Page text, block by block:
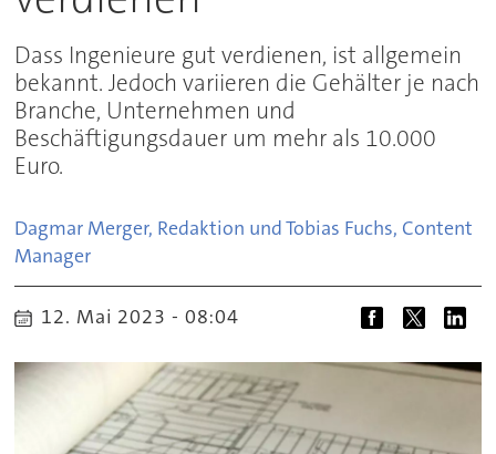
Dass Ingenieure gut verdienen, ist allgemein
bekannt. Jedoch variieren die Gehälter je nach
Branche, Unternehmen und
Beschäftigungsdauer um mehr als 10.000
Euro.
Dagmar Merger, Redaktion und Tobias Fuchs, Content
Manager
12. Mai 2023 - 08:04